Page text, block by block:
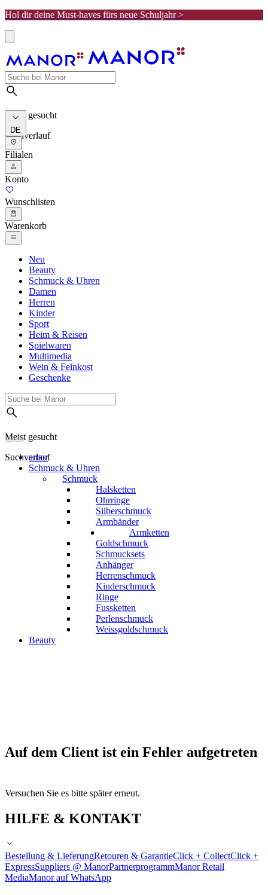
Hol dir deine Must-haves fürs neue Schuljahr >
Meist gesucht
Suchverlauf
DE
Filialen
Konto
Wunschlisten
Warenkorb
Neu
Beauty
Schmuck & Uhren
Damen
Herren
Kinder
Sport
Heim & Reisen
Spielwaren
Multimedia
Wein & Feinkost
Geschenke
Meist gesucht
Suchverlauf
amor
Schmuck & Uhren
Schmuck
Halsketten
Ohrringe
Silberschmuck
Armbänder
Armketten
Goldschmuck
Schmucksets
Anhänger
Herrenschmuck
Kinderschmuck
Ringe
Fussketten
Perlenschmuck
Weissgoldschmuck
Beauty
Auf dem Client ist ein Fehler aufgetreten
Versuchen Sie es bitte später erneut.
HILFE & KONTAKT
Bestellung & LieferungRetouren & GarantieClick + CollectClick +
ExpressSuppliers @ ManorPartnerprogrammManor Retail
MediaManor auf WhatsApp